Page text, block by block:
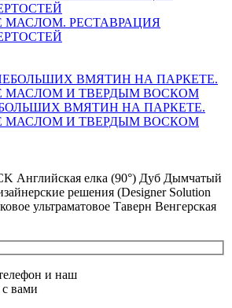
РЕСТАВРАЦИЯ
ВМЯТИН НА ПАРКЕТЕ.
МАСЛОМ И ТВЕРДЫМ ВОСКОМ
Английская елка (90°) Дуб Дымчатый
решения (Designer Solution
ультраматовое Таверн Венгерская
и наш
с вами